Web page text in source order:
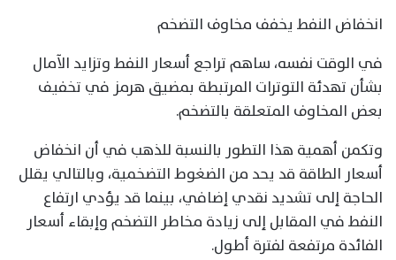
انخفاض النفط يخفف مخاوف التضخم
في الوقت نفسه، ساهم تراجع أسعار النفط وتزايد الآمال
بشأن تهدئة التوترات المرتبطة بمضيق هرمز في تخفيف
بعض المخاوف المتعلقة بالتضخم.
وتكمن أهمية هذا التطور بالنسبة للذهب في أن انخفاض
أسعار الطاقة قد يحد من الضغوط التضخمية، وبالتالي يقلل
الحاجة إلى تشديد نقدي إضافي، بينما قد يؤدي ارتفاع
النفط في المقابل إلى زيادة مخاطر التضخم وإبقاء أسعار
الفائدة مرتفعة لفترة أطول.